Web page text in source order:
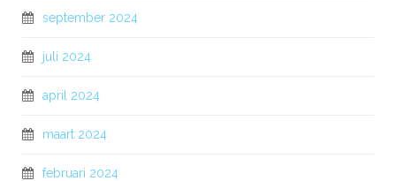
september 2024
juli 2024
april 2024
maart 2024
februari 2024